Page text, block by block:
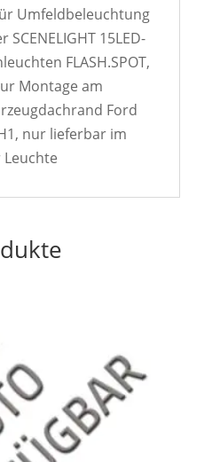
Umfeldbeleuchtung
SCENELIGHT 15LED-
FLASH.SPOT,
Montage am
Ford
nur lieferbar im